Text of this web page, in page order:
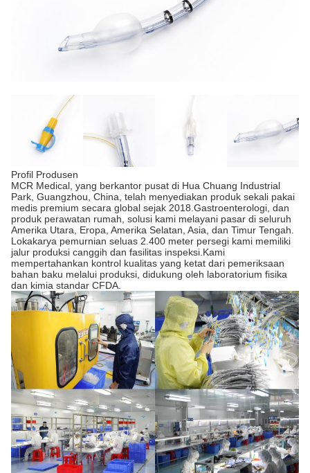
Profil Produsen
MCR Medical, yang berkantor pusat di Hua Chuang Industrial
Park, Guangzhou, China, telah menyediakan produk sekali pakai
medis premium secara global sejak 2018.Gastroenterologi, dan
produk perawatan rumah, solusi kami melayani pasar di seluruh
Amerika Utara, Eropa, Amerika Selatan, Asia, dan Timur Tengah.
Lokakarya pemurnian seluas 2.400 meter persegi kami memiliki
jalur produksi canggih dan fasilitas inspeksi.Kami
mempertahankan kontrol kualitas yang ketat dari pemeriksaan
bahan baku melalui produksi, didukung oleh laboratorium fisika
dan kimia standar CFDA.